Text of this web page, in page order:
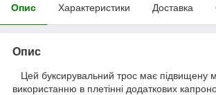
Опис Характеристики Доставка
Опис
Цей буксирувальний трос має підвищену
використанню в плетінні додаткових